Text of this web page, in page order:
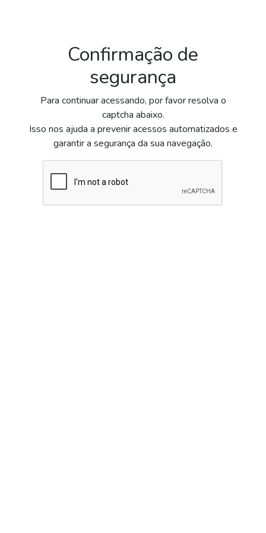
Confirmação de
segurança
Para continuar acessando, por favor resolva o
captcha abaixo.
Isso nos ajuda a prevenir acessos automatizados e
garantir a segurança da sua navegação.